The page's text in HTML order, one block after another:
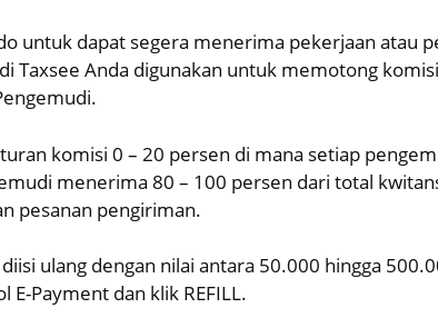
untuk dapat segera menerima pekerjaan atau
Taxsee Anda digunakan untuk memotong
komisi 0 – 20 persen di mana setiap
menerima 80 – 100 persen dari total
pesanan pengiriman.
ulang dengan nilai antara 50.000 hingga
Payment dan klik REFILL.